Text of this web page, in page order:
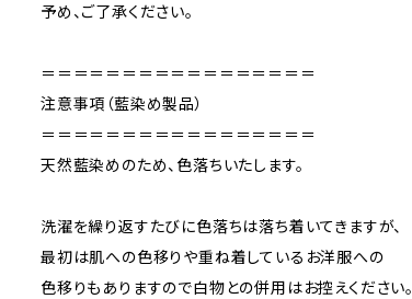
予め、ご了承ください。
＝＝＝＝＝＝＝＝＝＝＝＝＝＝＝＝＝
注意事項（藍染め製品）
＝＝＝＝＝＝＝＝＝＝＝＝＝＝＝＝＝
天然藍染めのため、色落ちいたします。
洗濯を繰り返すたびに色落ちは落ち着いてきますが、
最初は肌への色移りや重ね着しているお洋服への
色移りもありますので白物との併用はお控えください。